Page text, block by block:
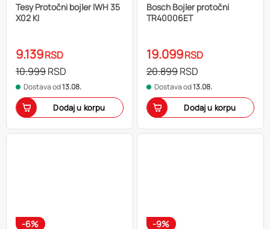
Tesy Protočni bojler IWH 35
X02 KI
9.139RSD
10.999RSD
Dostava od13.08.
Dodaj u korpu
Bosch Bojler protočni
TR40006ET
19.099RSD
20.899RSD
Dostava od13.08.
Dodaj u korpu
-6% -9%